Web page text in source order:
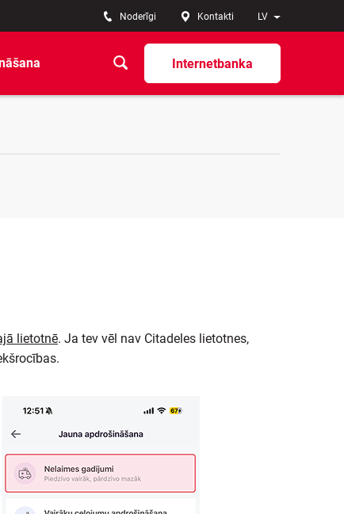
LV
Noderīgi Kontakti
Internetbanka
lietotnē. Ja tev vēl nav Citadeles lietotnes,